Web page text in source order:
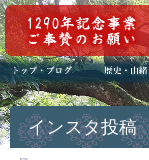
トップページ
ブログ(日々八百万)
お知らせ一覧 歴史・ご祭神
年中行事
メディア掲載
インスタ投稿